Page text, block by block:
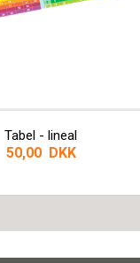
Tabel - lineal
50,00 DKK